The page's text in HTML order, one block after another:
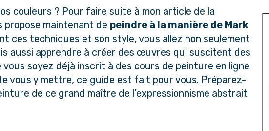
couleurs ? Pour faire suite à mon article de la
propose maintenant de peindre à la manière de Mark
ces techniques et son style, vous allez non seulement
aussi apprendre à créer des œuvres qui suscitent des
vous soyez déjà inscrit à des cours de peinture en ligne
vous y mettre, ce guide est fait pour vous. Préparez-
de ce grand maître de l’expressionnisme abstrait